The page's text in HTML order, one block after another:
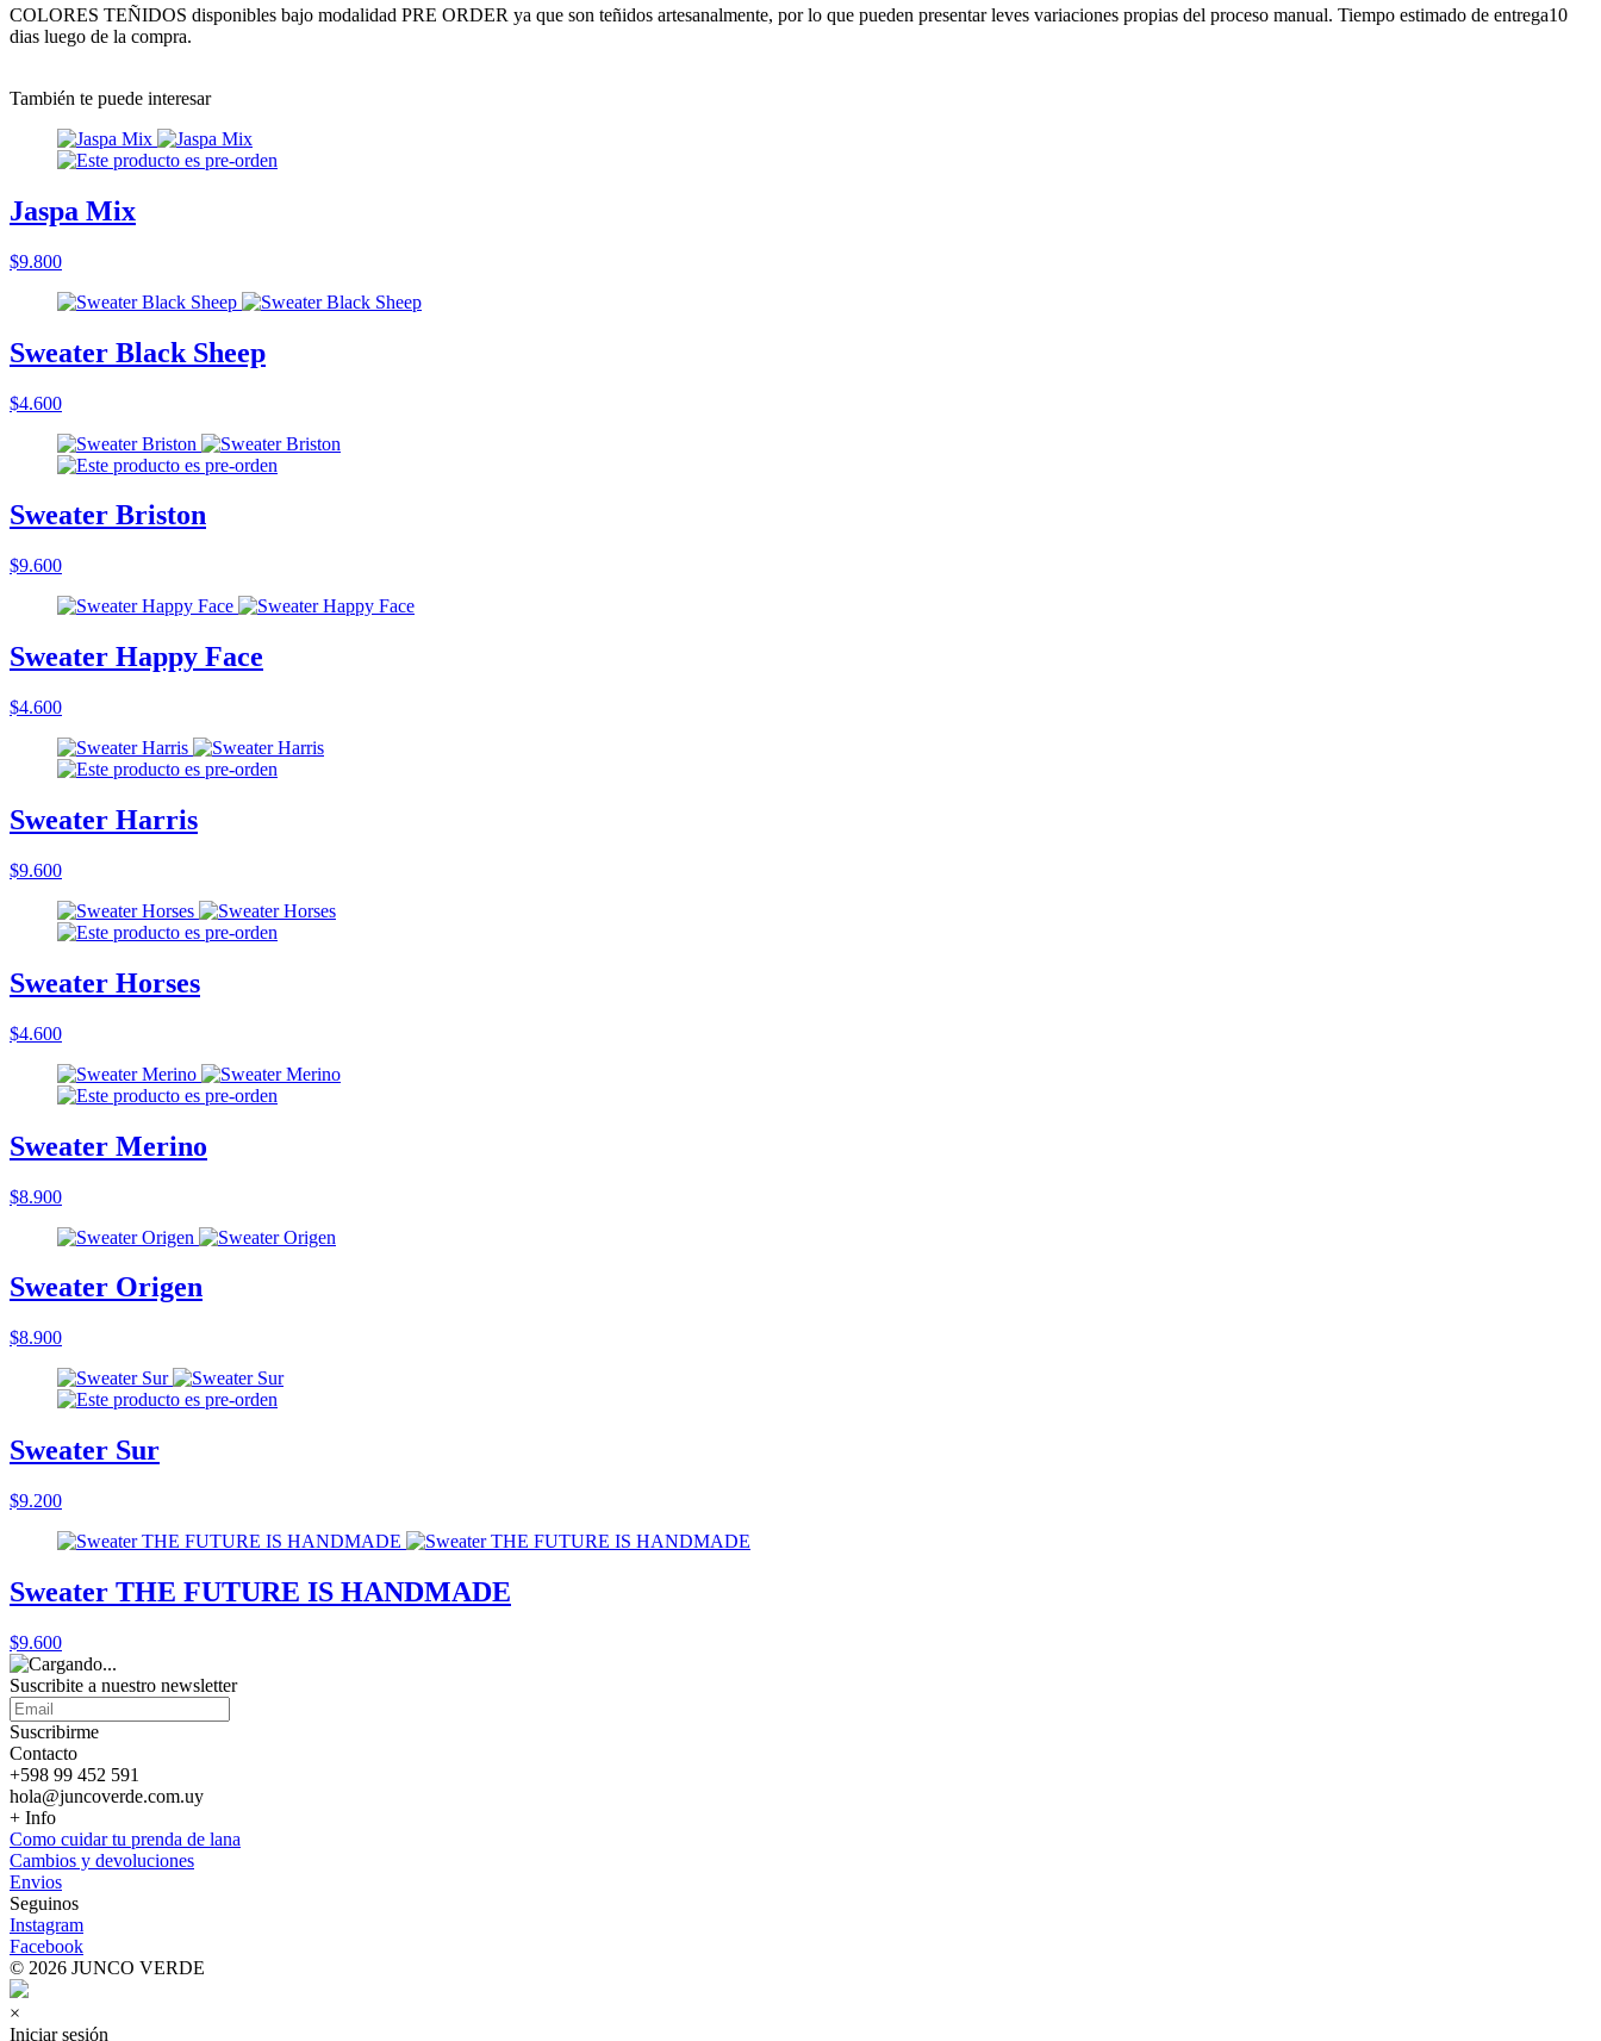
COLORES TEÑIDOS disponibles bajo modalidad PRE ORDER ya que son teñidos artesanalmente, por lo que pueden presentar leves variaciones propias del proceso manual. Tiempo estimado de entrega10
dias luego de la compra.
También te puede interesar
Jaspa Mix
$9.800
Sweater Black Sheep
$4.600
Sweater Briston
$9.600
Sweater Happy Face
$4.600
Sweater Harris
$9.600
Sweater Horses
$4.600
Sweater Merino
$8.900
Sweater Origen
$8.900
Sweater Sur
$9.200
Sweater THE FUTURE IS HANDMADE
$9.600
Suscribite a nuestro newsletter
Suscribirme
Contacto
+598 99 452 591
hola@juncoverde.com.uy
+ Info
Como cuidar tu prenda de lana
Cambios y devoluciones
Envios
Seguinos
Instagram
Facebook
© 2026 JUNCO VERDE
×
Iniciar sesión